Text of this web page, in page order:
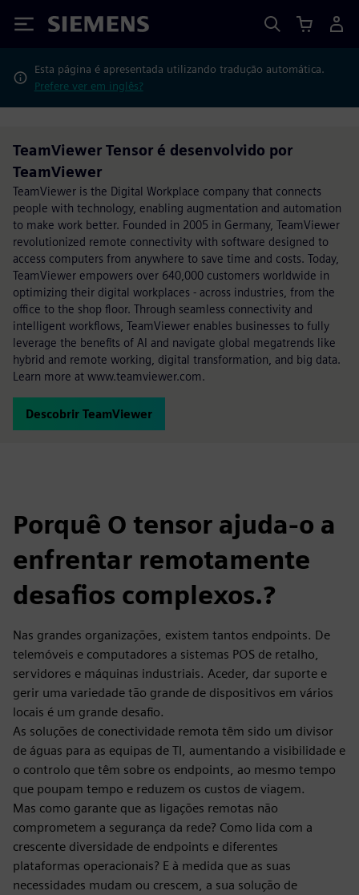
Siemens
Esta página é apresentada utilizando tradução automática.
Prefere ver em inglês?
TeamViewer Tensor é desenvolvido por
TeamViewer
TeamViewer is the Digital Workplace company that connects
people with technology, enabling augmentation and automation
to make work better. Founded in 2005 in Germany, TeamViewer
revolutionized remote connectivity with software designed to
access computers from anywhere to save time and costs. Today,
TeamViewer empowers over 640,000 customers worldwide in
optimizing their digital workplaces - across industries, from the
office to the shop floor. Through seamless connectivity and
intelligent workflows, TeamViewer enables businesses to fully
leverage the benefits of AI and navigate global megatrends like
hybrid and remote working, digital transformation, and big data.
Learn more at www.teamviewer.com.
Descobrir TeamViewer
Porquê O tensor ajuda-o a
enfrentar remotamente
desafios complexos.?
Nas grandes organizações, existem tantos endpoints. De
telemóveis e computadores a sistemas POS de retalho,
servidores e máquinas industriais. Aceder, dar suporte e
gerir uma variedade tão grande de dispositivos em vários
locais é um grande desafio.
As soluções de conectividade remota têm sido um divisor
de águas para as equipas de TI, aumentando a visibilidade e
o controlo que têm sobre os endpoints, ao mesmo tempo
que poupam tempo e reduzem os custos de viagem.
Mas como garante que as ligações remotas não
comprometem a segurança da rede? Como lida com a
crescente diversidade de endpoints e diferentes
plataformas operacionais? E à medida que as suas
necessidades mudam ou crescem, a sua solução de